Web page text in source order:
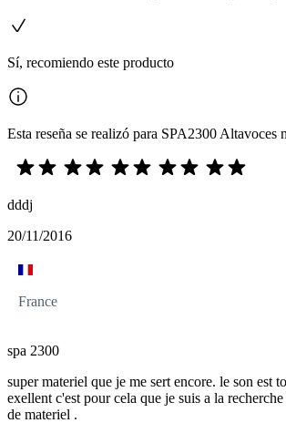
Sí, recomiendo este producto
Esta reseña se realizó para SPA2300 Altavoces
dddj
20/11/2016
France
spa 2300
super materiel que je me sert encore. le son est
exellent c'est pour cela que je suis a la
de materiel .